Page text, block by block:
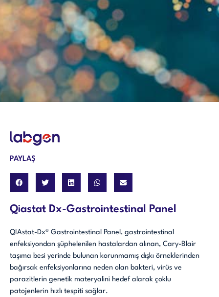
PAYLAŞ
Qiastat Dx-Gastrointestinal Panel
QIAstat-Dx® Gastrointestinal Panel, gastrointestinal
enfeksiyondan şüphelenilen hastalardan alınan, Cary-Blair
taşıma besi yerinde bulunan korunmamış dışkı örneklerinden
bağırsak enfeksiyonlarına neden olan bakteri, virüs ve
parazitlerin genetik materyalini hedef alarak çoklu
patojenlerin hızlı tespiti sağlar.